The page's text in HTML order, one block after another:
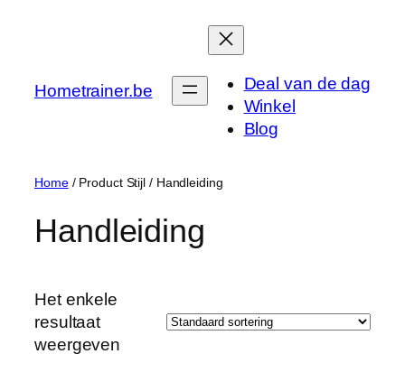
inhoud
Hometrainer.be
Deal van de dag
Winkel
Blog
Home/ Product Stijl / ‎Handleiding
‎Handleiding
Het enkele
resultaat
weergeven